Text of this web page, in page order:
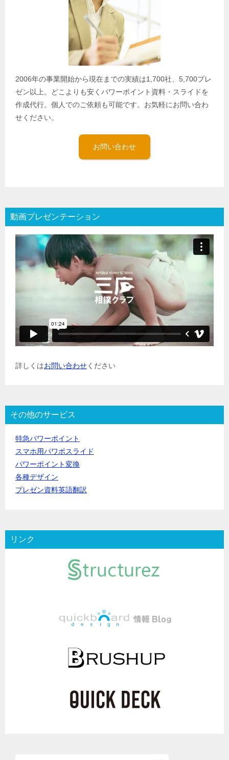
2006年の事業開始から現在までの実績は1,700社、5,700プレ
ゼン以上。どこよりも安くパワーポイント資料・スライドを
作成代行。個人でのご依頼も可能です。お気軽にお問い合わ
せください。
お問い合わせ
動画プレゼンテーション
詳しくはお問い合わせください
その他のサービス
特急パワーポイント
スマホ用パワポスライド
パワーポイント変換
各種デザイン
プレゼン資料英語翻訳
リンク